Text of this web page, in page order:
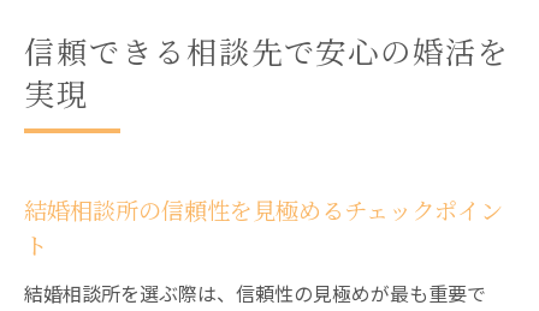
信頼できる相談先で安心の婚活を
実現
結婚相談所の信頼性を見極めるチェックポイン
ト
結婚相談所を選ぶ際は、信頼性の見極めが最も重要で